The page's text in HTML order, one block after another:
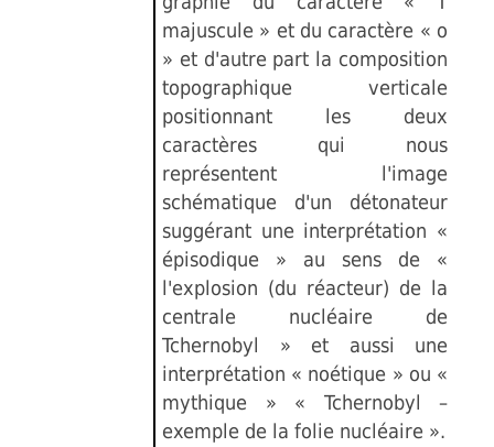
majuscule » et du caractère « o
» et d'autre part la composition
topographique verticale
positionnant les deux
caractères qui nous
représentent l'image
schématique d'un détonateur
suggérant une interprétation «
épisodique » au sens de «
l'explosion (du réacteur) de la
centrale nucléaire de
Tchernobyl » et aussi une
interprétation « noétique » ou «
mythique » « Tchernobyl –
exemple de la folie nucléaire ».